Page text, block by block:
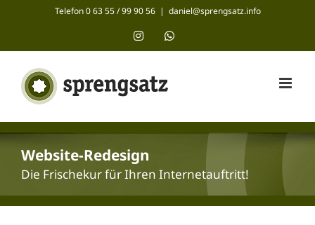
Telefon 0 63 55 / 99 90 56 | daniel@sprengsatz.info
InstagramWhatsApp
Website-Redesign
Die Frischekur für Ihren Internetauftritt!